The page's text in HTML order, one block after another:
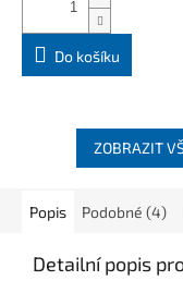
Do košíku
ZOBRAZIT
Popis Podobné (4)
Detailní popis